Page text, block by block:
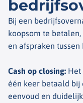
Bij een
koopsom te
en afspraken
Cash op closing: Het
één keer betaald bij
eenvoud en